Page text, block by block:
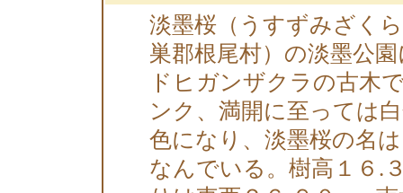
淡墨桜（うすずみざく
巣郡根尾村）の淡墨公
ドヒガンザクラの古木
ンク、満開に至っては
色になり、淡墨桜の名
なんでいる。樹高１６.